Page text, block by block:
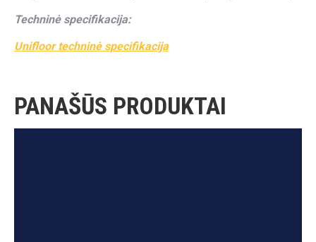
Techninė specifikacija:
Unifloor techninė specifikacija
PANAŠŪS PRODUKTAI